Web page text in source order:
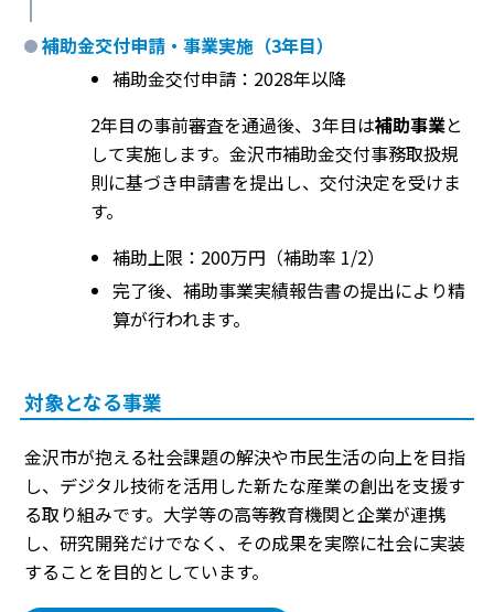
補助金交付申請・事業実施（3年目）
補助金交付申請：2028年以降
2年目の事前審査を通過後、3年目は補助事業と
して実施します。金沢市補助金交付事務取扱規
則に基づき申請書を提出し、交付決定を受けま
す。
補助上限：200万円（補助率 1/2）
完了後、補助事業実績報告書の提出により精
算が行われます。
対象となる事業
金沢市が抱える社会課題の解決や市民生活の向上を目指
し、デジタル技術を活用した新たな産業の創出を支援す
る取り組みです。大学等の高等教育機関と企業が連携
し、研究開発だけでなく、その成果を実際に社会に実装
することを目的としています。